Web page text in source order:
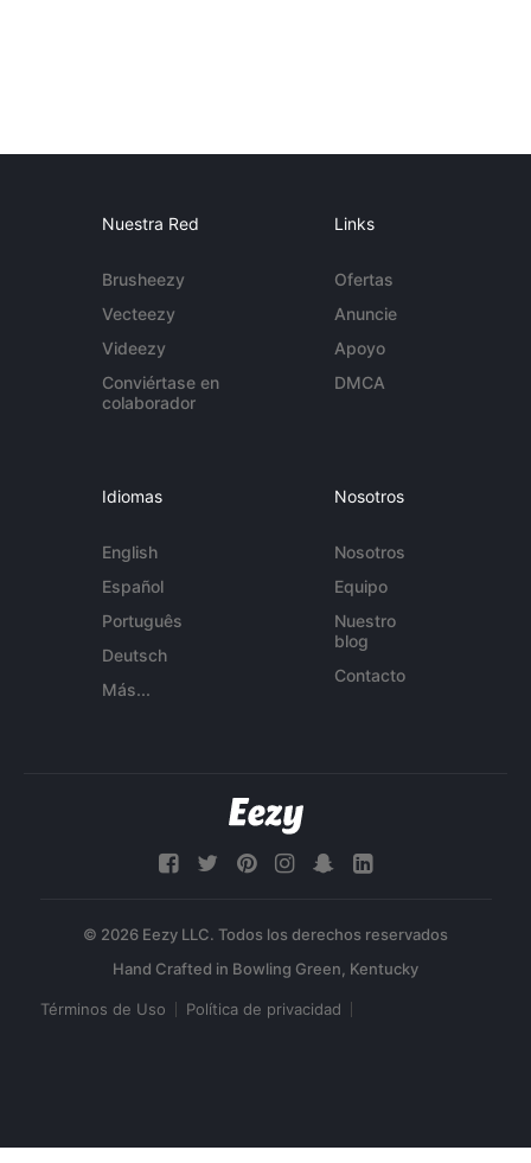
Nuestra Red
Brusheezy
Vecteezy
Videezy
Conviértase en
colaborador
Links
Ofertas
Anuncie
Apoyo
DMCA
Idiomas
English
Español
Português
Deutsch
Más...
Nosotros
Nosotros
Equipo
Nuestro
blog
Contacto
© 2026 Eezy LLC. Todos los derechos reservados
Términos de Uso Política de privacidad